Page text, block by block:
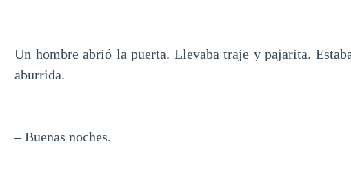
Un hombre abrió la puerta. Llevaba traje y pajarita.
aburrida.
– Buenas noches.